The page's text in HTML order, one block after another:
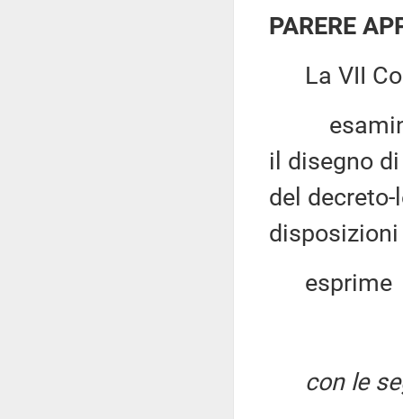
PARERE
La VII
il disegno
del
esprime
con le